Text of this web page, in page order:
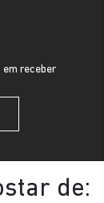
receber
de: